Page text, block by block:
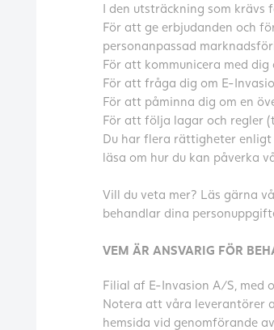
I den utsträckning som krävs
För att ge erbjudanden och
personanpassad
För att kommunicera med
För att fråga dig om E-
För att påminna dig om en
För att följa lagar och regler
Du har flera rättigheter enligt
läsa om hur du kan påverka
Vill du veta mer? Läs gärna
behandlar dina
VEM ÄR ANSVARIG FÖR
Filial af E-Invasion A/S, med
Notera att våra leverantörer
hemsida vid genomförande